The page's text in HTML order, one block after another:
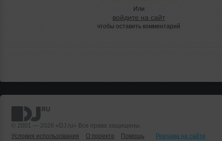
Или
войдите на сайт
чтобы оставить комментарий
© 2001 — 2026 «DJ.ru» Все права защищены.
Условия использования
О проекте Помощь
Реклама на сайте